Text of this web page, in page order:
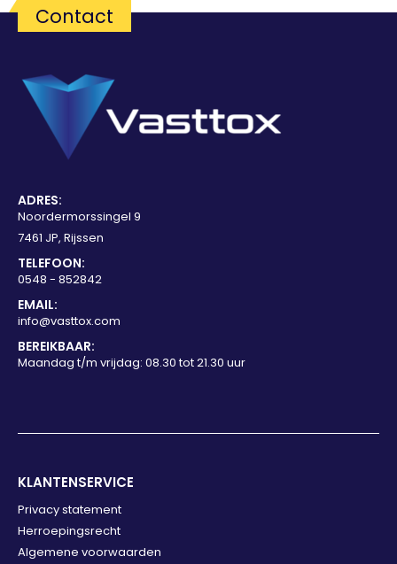
Contact
ADRES:
Noordermorssingel 9
7461 JP, Rijssen
TELEFOON:
0548 - 852842
EMAIL:
info@vasttox.com
BEREIKBAAR:
Maandag t/m vrijdag: 08.30 tot 21.30 uur
KLANTENSERVICE
Privacy statement
Herroepingsrecht
Algemene voorwaarden